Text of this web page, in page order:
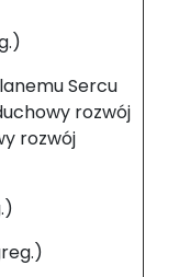
Sercu
rozwój
rozwój